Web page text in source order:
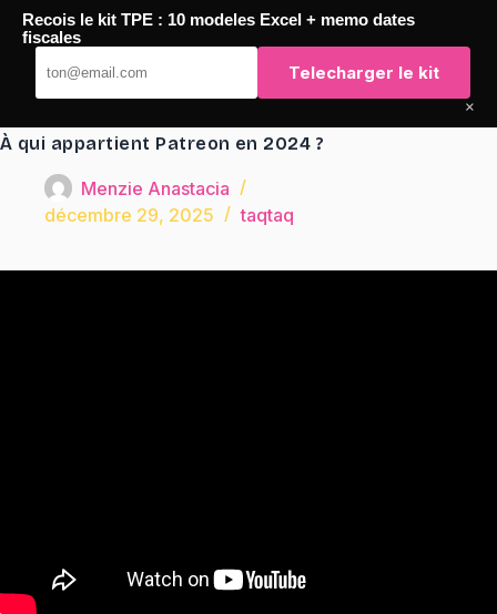
Passer
contenu
TaqTaq
À qui appartient Patreon en 2024 ?
Menzie Anastacia
décembre 29, 2025
taqtaq
Recois le kit TPE : 10 modeles Excel + memo dates
fiscales
Telecharger le kit
×